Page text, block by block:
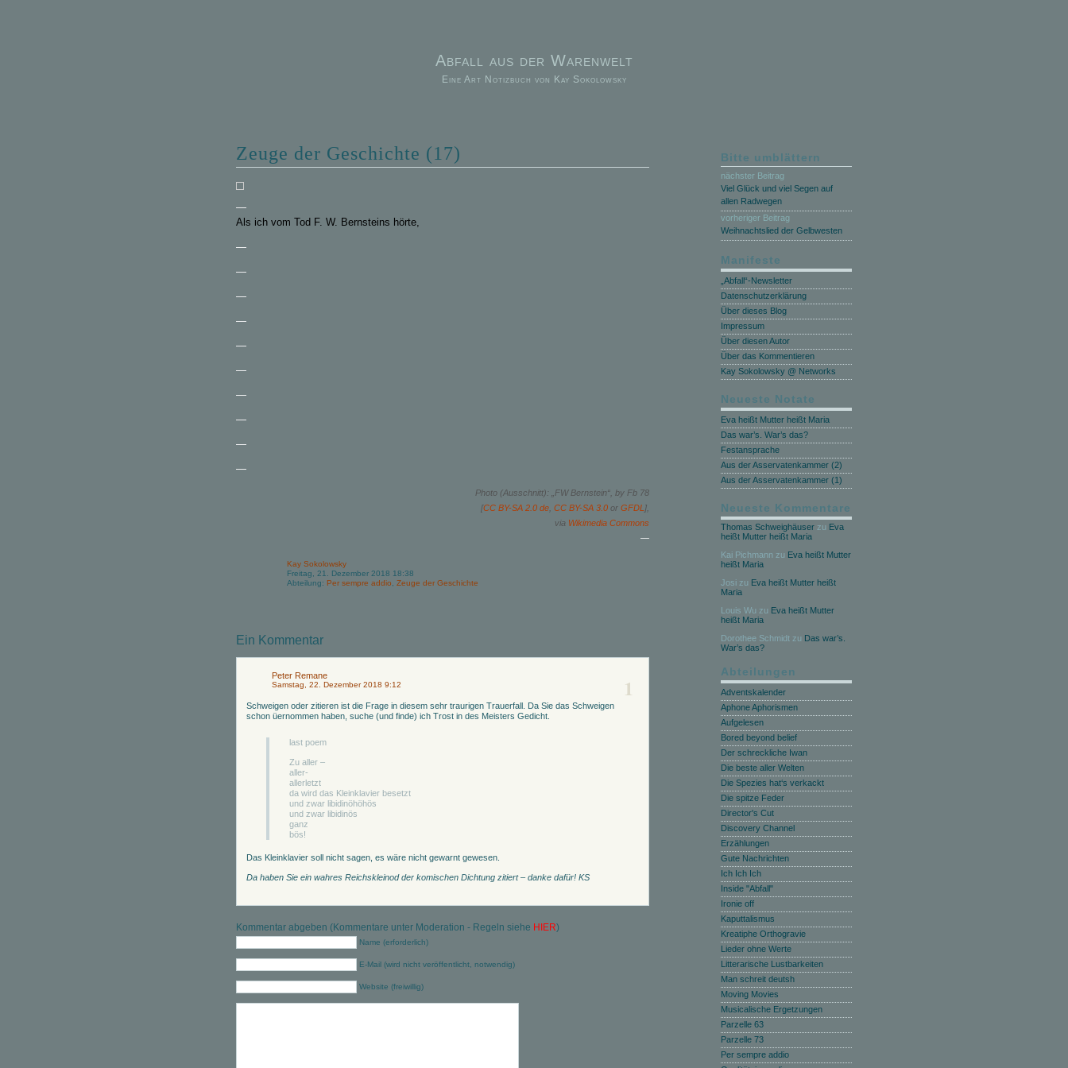
Abfall aus der Warenwelt
Eine Art Notizbuch von Kay Sokolowsky
Zeuge der Geschichte (17)
—
Als ich vom Tod F. W. Bernsteins hörte,
—
—
—
—
—
—
—
—
—
—
Photo (Ausschnitt): „FW Bernstein“, by Fb 78
[CC BY-SA 2.0 de CC BY-SA 3.0 or GFDL ],
via Wikimedia Commons
—
Kay Sokolowsky
Freitag, 21. Dezember 2018 18:38
Abteilung: Per sempre addio Zeuge der Geschichte
Ein Kommentar
Peter Remane
Samstag, 22. Dezember 2018 9:12 1
Schweigen oder zitieren ist die Frage in diesem sehr traurigen Trauerfall. Da Sie das Schweigen
schon üernommen haben, suche (und finde) ich Trost in des Meisters Gedicht.
last poem
Zu aller –
aller-
allerletzt
da wird das Kleinklavier besetzt
und zwar libidinöhöhös
und zwar libidinös
ganz
bös!
Das Kleinklavier soll nicht sagen, es wäre nicht gewarnt gewesen.
Da haben Sie ein wahres Reichskleinod der komischen Dichtung zitiert – danke dafür! KS
Kommentar abgeben (Kommentare unter Moderation - Regeln siehe HIER)
Name (erforderlich)
E-Mail (wird nicht veröffentlicht, notwendig)
Website (freiwillig)
Bitte umblättern
nächster Beitrag
Viel Glück und viel Segen auf
allen Radwegen
vorheriger Beitrag
Weihnachtslied der Gelbwesten
Manifeste
„Abfall“-Newsletter
Datenschutzerklärung
Über dieses Blog
Impressum
Über diesen Autor
Über das Kommentieren
Kay Sokolowsky @ Networks
Neueste Notate
Eva heißt Mutter heißt Maria
Das war’s. War’s das?
Festansprache
Aus der Asservatenkammer (2)
Aus der Asservatenkammer (1)
Neueste Kommentare
Thomas Schweighäuser zu Eva
heißt Mutter heißt Maria
Kai Pichmann zu Eva heißt Mutter
heißt Maria
Josi zu Eva heißt Mutter heißt
Maria
Louis Wu zu Eva heißt Mutter
heißt Maria
Dorothee Schmidt zu Das war’s.
War’s das?
Abteilungen
Adventskalender
Aphone Aphorismen
Aufgelesen
Bored beyond belief
Der schreckliche Iwan
Die beste aller Welten
Die Spezies hat‘s verkackt
Die spitze Feder
Director's Cut
Discovery Channel
Erzählungen
Gute Nachrichten
Ich Ich Ich
Inside "Abfall"
Ironie off
Kaputtalismus
Kreatiphe Orthogravie
Lieder ohne Werte
Litterarische Lustbarkeiten
Man schreit deutsh
Moving Movies
Musicalische Ergetzungen
Parzelle 63
Parzelle 73
Per sempre addio